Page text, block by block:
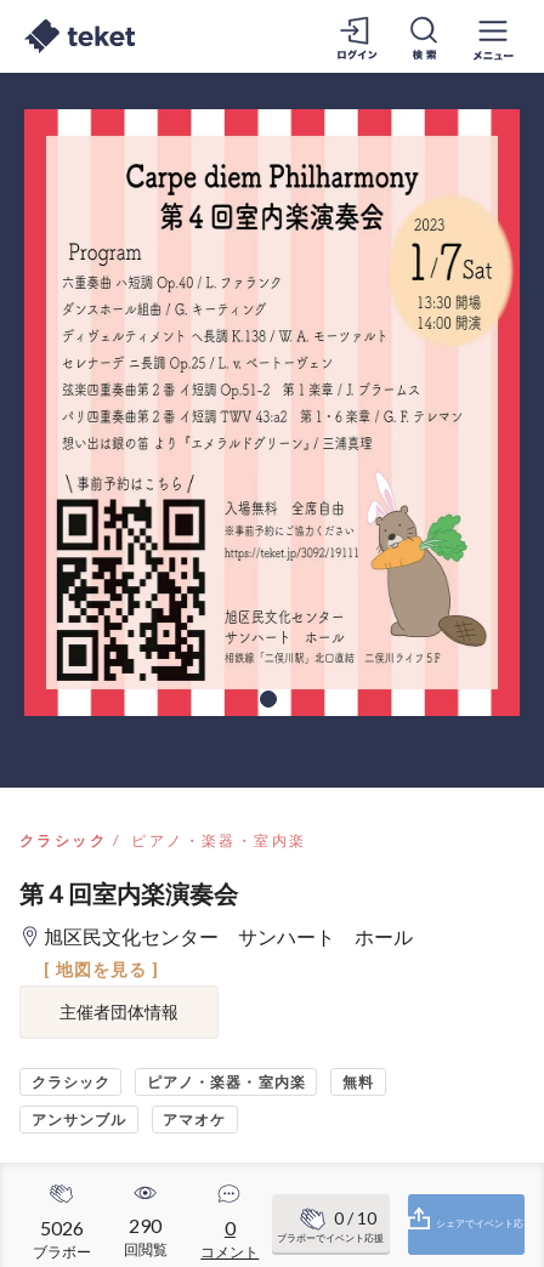
クラシック ピアノ・楽器・室内楽
第４回室内楽演奏会
旭区民文化センター サンハート ホール
[ 地図を見る ]
主催者団体情報
クラシック ピアノ・楽器・室内楽 無料
アンサンブル アマオケ
5026
ブラボー
290
回閲覧
0
コメント
0/ 10
ブラボーでイベント応援
シェアでイベント応